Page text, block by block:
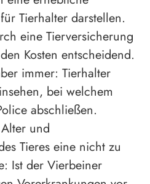
Tierhalter darstellen.
eine Tierversicherung
Kosten entscheidend.
immer: Tierhalter
bei welchem
abschließen.
und
Tieres eine nicht zu
Ist der Vierbeiner